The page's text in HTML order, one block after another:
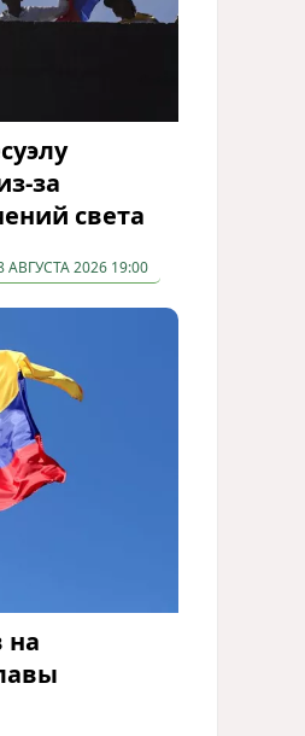
за
света
АВГУСТА 2026 19:00
на